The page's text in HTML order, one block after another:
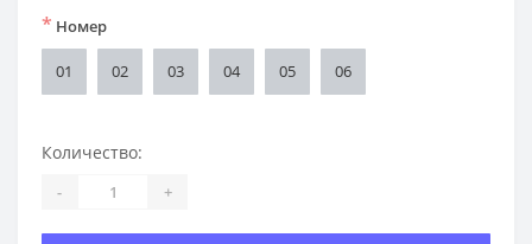
* Номер
01 02 03 04 05 06
Количество:
- +